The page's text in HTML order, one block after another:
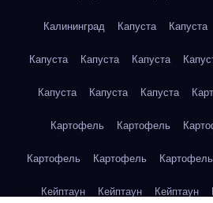
Калининград Капуста Капуста
Капуста Капуста Капуста
Капуста Капуста Капуста
Картофель Картофель
Картофель Картофель Картофель
Кейптаун Кейптаун Кейптаун